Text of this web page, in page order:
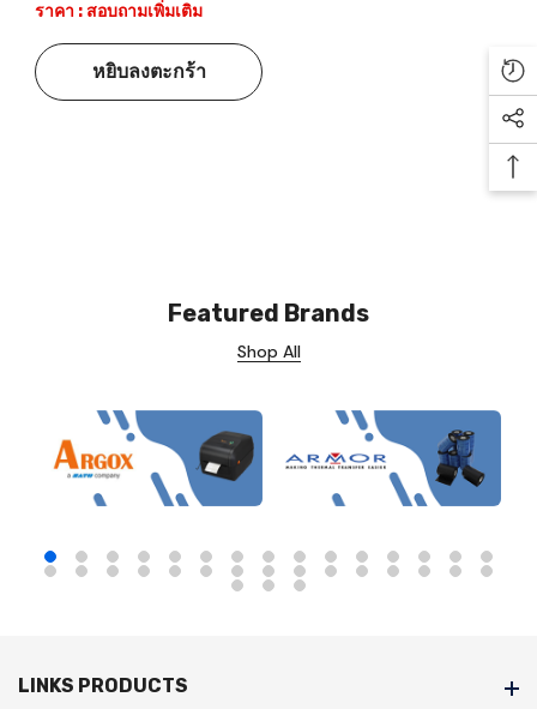
ราคา : สอบถามเพิ่มเติม
หยิบลงตะกร้า
Featured Brands
Shop All
LINKS PRODUCTS